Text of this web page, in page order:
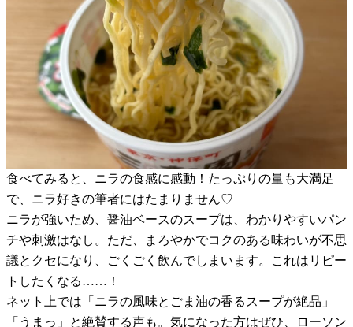
食べてみると、ニラの食感に感動！たっぷりの量も大満足
で、ニラ好きの筆者にはたまりません♡
ニラが強いため、醤油ベースのスープは、わかりやすいパン
チや刺激はなし。ただ、まろやかでコクのある味わいが不思
議とクセになり、ごくごく飲んでしまいます。これはリピー
トしたくなる……！
ネット上では「ニラの風味とごま油の香るスープが絶品」
「うまっ」と絶賛する声も。気になった方はぜひ、ローソン